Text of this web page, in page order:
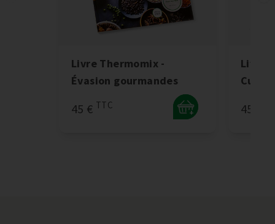
Livre Thermomix -
Évasion gourmandes
45 € TTC
+
Livre
45 €